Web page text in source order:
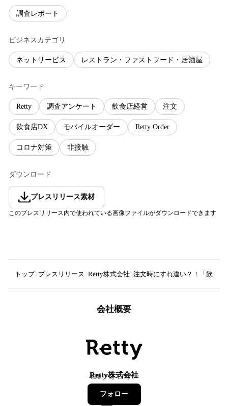
調査レポート
ビジネスカテゴリ
ネットサービス レストラン・ファストフード・居酒屋
キーワード
Retty 調査アンケート 飲食店経営 注文
飲食店DX モバイルオーダー Retty Order
コロナ対策 非接触
ダウンロード
プレスリリース素材
このプレスリリース内で使われている画像ファイルがダウンロードできます
トップ プレスリリース Retty株式会社 注文時にすれ違い？！「飲食
会社概要
Retty株式会社
450フォロワー
フォロー